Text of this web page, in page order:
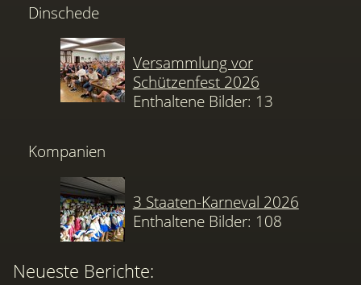
Dinschede
Versammlung vor
Schützenfest 2026
Enthaltene Bilder: 13
Kompanien
3 Staaten-Karneval 2026
Enthaltene Bilder: 108
Neueste Berichte: